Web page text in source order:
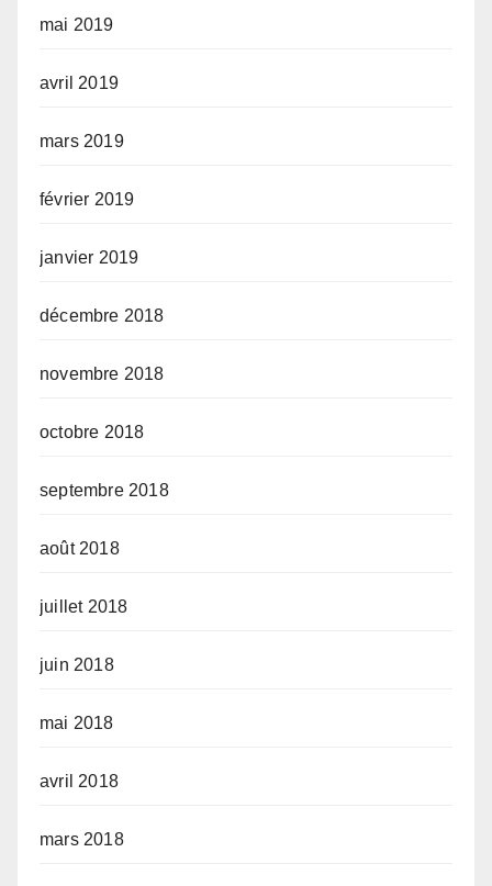
mai 2019
avril 2019
mars 2019
février 2019
janvier 2019
décembre 2018
novembre 2018
octobre 2018
septembre 2018
août 2018
juillet 2018
juin 2018
mai 2018
avril 2018
mars 2018